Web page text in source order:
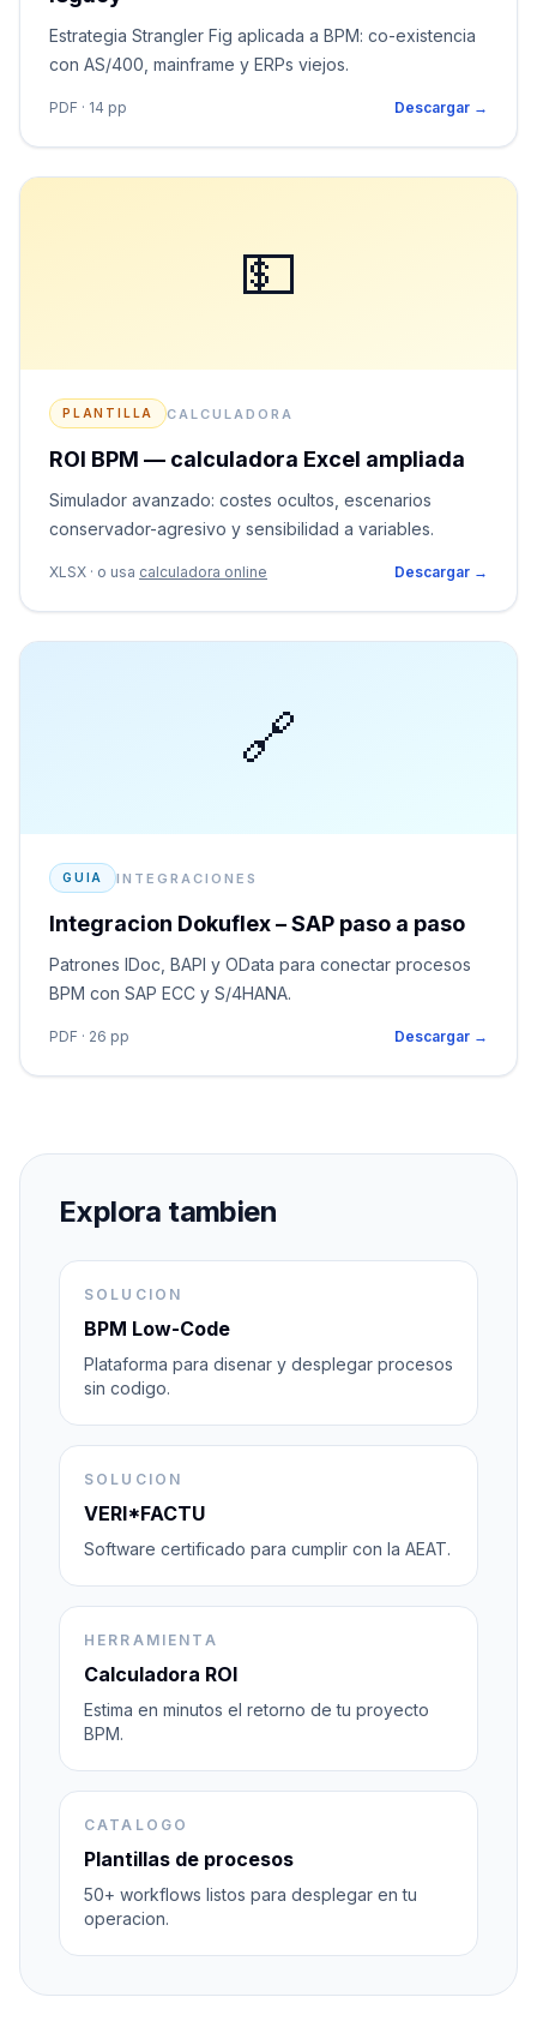
Estrategia Strangler Fig aplicada a BPM: co-existencia
con AS/400, mainframe y ERPs viejos.
PDF · 14 pp Descargar →
💵
PLANTILLA CALCULADORA
ROI BPM — calculadora Excel ampliada
Simulador avanzado: costes ocultos, escenarios
conservador-agresivo y sensibilidad a variables.
XLSX · o usa calculadora online Descargar →
🔗
GUIA INTEGRACIONES
Integracion Dokuflex – SAP paso a paso
Patrones IDoc, BAPI y OData para conectar procesos
BPM con SAP ECC y S/4HANA.
PDF · 26 pp Descargar →
Explora tambien
SOLUCION
BPM Low-Code
Plataforma para disenar y desplegar procesos
sin codigo.
SOLUCION
VERI*FACTU
Software certificado para cumplir con la AEAT.
HERRAMIENTA
Calculadora ROI
Estima en minutos el retorno de tu proyecto
BPM.
CATALOGO
Plantillas de procesos
50+ workflows listos para desplegar en tu
operacion.